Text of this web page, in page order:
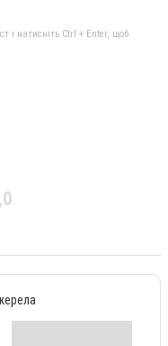
і натисніть Ctrl + Enter, щоб